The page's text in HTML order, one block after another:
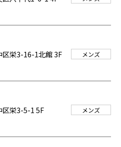
区栄3-16-1北館 3F
メンズ
区栄3-5-1 5F
メンズ